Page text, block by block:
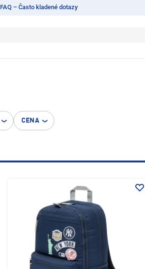
FAQ – Často kladené dotazy
CENA